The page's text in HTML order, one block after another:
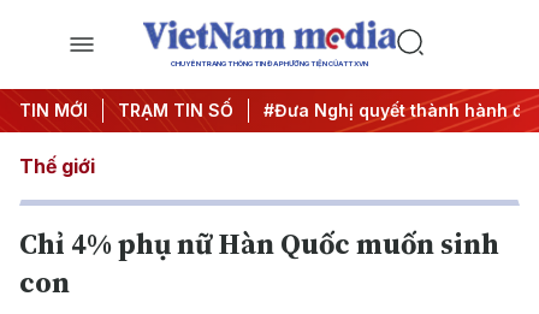
CHUYÊN TRANG THÔNG TIN ĐA PHƯƠNG TIỆN CỦA TTXVN
TIN MỚI TRẠM TIN SỐ
ương 3 #APEC 2027 #Đưa Nghị quyết thành hành
Thế giới
Chỉ 4% phụ nữ Hàn Quốc muốn sinh
con